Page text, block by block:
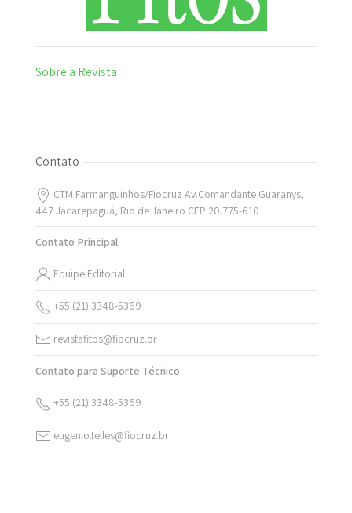
Sobre a Revista
Contato
CTM Farmanguinhos/Fiocruz Av.Comandante Guaranys,
447 Jacarepaguá, Rio de Janeiro CEP 20.775-610
Contato Principal
Equipe Editorial
+55 (21) 3348-5369
revistafitos@fiocruz.br
Contato para Suporte Técnico
+55 (21) 3348-5369
eugenio.telles@fiocruz.br